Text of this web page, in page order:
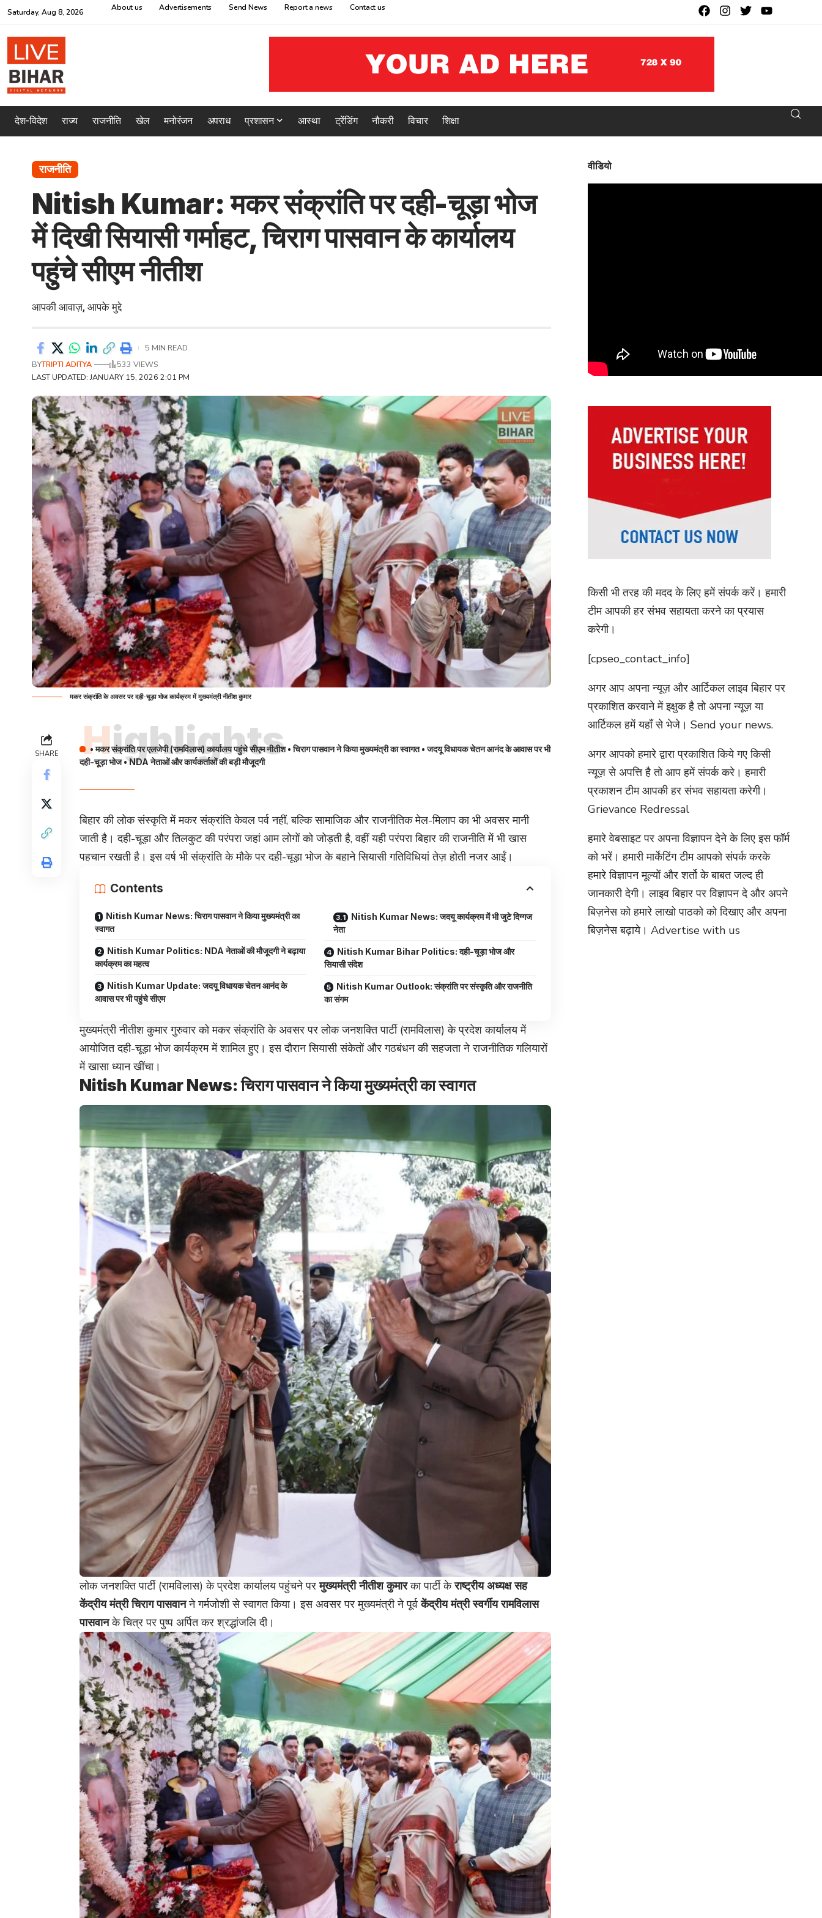
Saturday, Aug 8, 2026 About us Advertisements Send News Report a news Contact us
देश-विदेश राज्य राजनीति खेल मनोरंजन अपराध प्रशासन आस्था ट्रेंडिंग नौकरी विचार शिक्षा
राजनीति
Nitish Kumar: मकर संक्रांति पर दही-चूड़ा भोज
में दिखी सियासी गर्माहट, चिराग पासवान के कार्यालय
पहुंचे सीएम नीतीश
आपकी आवाज़, आपके मुद्दे
LAST UPDATED: JANUARY 15, 2026 2:01 PM
BYTRIPTI ADITYA 533 VIEWS
5 MIN READ
मकर संक्रांति के अवसर पर दही-चूड़ा भोज कार्यक्रम में मुख्यमंत्री नीतीश कुमार
SHARE Highlights
• मकर संक्रांति पर एलजेपी (रामविलास) कार्यालय पहुंचे सीएम नीतीश • चिराग पासवान ने किया मुख्यमंत्री का स्वागत • जदयू विधायक चेतन आनंद के आवास पर भी
दही-चूड़ा भोज • NDA नेताओं और कार्यकर्ताओं की बड़ी मौजूदगी
बिहार की लोक संस्कृति में मकर संक्रांति केवल पर्व नहीं, बल्कि सामाजिक और राजनीतिक मेल-मिलाप का भी अवसर मानी
जाती है। दही-चूड़ा और तिलकुट की परंपरा जहां आम लोगों को जोड़ती है, वहीं यही परंपरा बिहार की राजनीति में भी खास
पहचान रखती है। इस वर्ष भी संक्रांति के मौके पर दही-चूड़ा भोज के बहाने सियासी गतिविधियां तेज़ होती नजर आईं।
Contents
Nitish Kumar News: चिराग पासवान ने किया मुख्यमंत्री का
स्वागत
Nitish Kumar Politics: NDA नेताओं की मौजूदगी ने बढ़ाया
कार्यक्रम का महत्व
Nitish Kumar Update: जदयू विधायक चेतन आनंद के
आवास पर भी पहुंचे सीएम
Nitish Kumar News: जदयू कार्यक्रम में भी जुटे दिग्गज
नेता
Nitish Kumar Bihar Politics: दही-चूड़ा भोज और
सियासी संदेश
Nitish Kumar Outlook: संक्रांति पर संस्कृति और राजनीति
का संगम
मुख्यमंत्री नीतीश कुमार गुरुवार को मकर संक्रांति के अवसर पर लोक जनशक्ति पार्टी (रामविलास) के प्रदेश कार्यालय में
आयोजित दही-चूड़ा भोज कार्यक्रम में शामिल हुए। इस दौरान सियासी संकेतों और गठबंधन की सहजता ने राजनीतिक गलियारों
में खासा ध्यान खींचा।
Nitish Kumar News: चिराग पासवान ने किया मुख्यमंत्री का स्वागत
लोक जनशक्ति पार्टी (रामविलास) के प्रदेश कार्यालय पहुंचने परमुख्यमंत्री नीतीश कुमारका पार्टी केराष्ट्रीय अध्यक्ष सह
केंद्रीय मंत्री चिराग पासवानने गर्मजोशी से स्वागत किया। इस अवसर पर मुख्यमंत्री ने पूर्वकेंद्रीय मंत्री स्वर्गीय रामविलास
पासवानके चित्र पर पुष्प अर्पित कर श्रद्धांजलि दी।
वीडियो
किसी भी तरह की मदद के लिए हमें संपर्क करें। हमारी
टीम आपकी हर संभव सहायता करने का प्रयास
करेगी।
[cpseo_contact_info]
अगर आप अपना न्यूज़ और आर्टिकल लाइव बिहार पर
प्रकाशित करवाने में इक्षुक है तो अपना न्यूज़ या
आर्टिकल हमें यहाँ से भेजे। Send your news.
अगर आपको हमारे द्वारा प्रकाशित किये गए किसी
न्यूज़ से अपत्ति है तो आप हमें संपर्क करे। हमारी
प्रकाशन टीम आपकी हर संभव सहायता करेगी।
Grievance Redressal
हमारे वेबसाइट पर अपना विज्ञापन देने के लिए इस फॉर्म
को भरें। हमारी मार्केटिंग टीम आपको संपर्क करके
हमारे विज्ञापन मूल्यों और शर्तो के बाबत जल्द ही
जानकारी देगी। लाइव बिहार पर विज्ञापन दे और अपने
बिज़नेस को हमारे लाखो पाठको को दिखाए और अपना
बिज़नेस बढ़ाये। Advertise with us